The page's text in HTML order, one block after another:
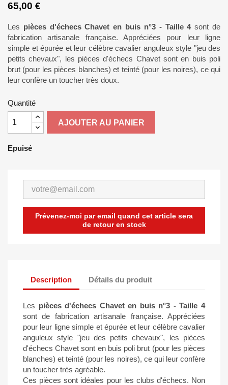
65,00 €
Les pièces d'échecs Chavet en buis n°3 - Taille 4sont de
fabrication artisanale française. Appréciées pour leur ligne
simple et épurée et leur célèbre cavalier anguleux style "jeu des
petits chevaux", les pièces d'échecs Chavet sont en buis poli
brut (pour les pièces blanches) et teinté (pour les noires), ce qui
leur confère un toucher très doux.
Quantité
AJOUTER AU PANIER
Epuisé
Prévenez-moi par email quand cet article sera
de retour en stock
Description Détails du produit
Les pièces d'échecs Chavet en buis n°3 - Taille 4
sont de fabrication artisanale française. Appréciées
pour leur ligne simple et épurée et leur célèbre cavalier
anguleux style "jeu des petits chevaux", les pièces
d'échecs Chavet sont en buis poli brut (pour les pièces
blanches) et teinté (pour les noires), ce qui leur confère
un toucher très agréable.
Ces pièces sont idéales pour les clubs d'échecs. Non